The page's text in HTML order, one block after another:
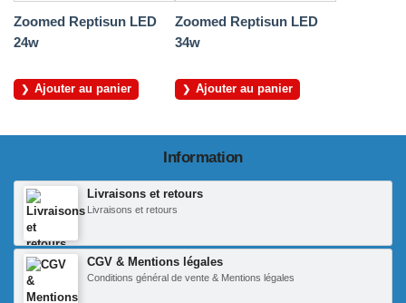
Zoomed Reptisun LED
24w
Ajouter au panier
Zoomed Reptisun LED
34w
Ajouter au panier
Information
Livraisons et retours
Livraisons et retours
CGV & Mentions légales
Conditions général de vente & Mentions légales